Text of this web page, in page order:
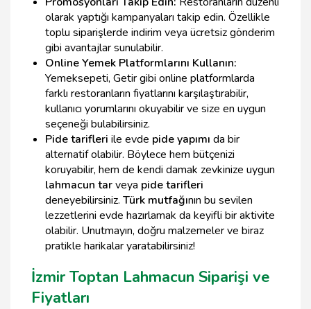
olarak yaptığı kampanyaları takip edin. Özellikle
toplu siparişlerde indirim veya ücretsiz gönderim
gibi avantajlar sunulabilir.
Online Yemek Platformlarını Kullanın:
Yemeksepeti, Getir gibi online platformlarda
farklı restoranların fiyatlarını karşılaştırabilir,
kullanıcı yorumlarını okuyabilir ve size en uygun
seçeneği bulabilirsiniz.
Pide tarifleri ile evde pide yapımı da bir
alternatif olabilir. Böylece hem bütçenizi
koruyabilir, hem de kendi damak zevkinize uygun
lahmacun tarveya pide tarifleri
deneyebilirsiniz. Türk mutfağının bu sevilen
lezzetlerini evde hazırlamak da keyifli bir aktivite
olabilir. Unutmayın, doğru malzemeler ve biraz
pratikle harikalar yaratabilirsiniz!
İzmir Toptan Lahmacun Siparişi ve
Fiyatları